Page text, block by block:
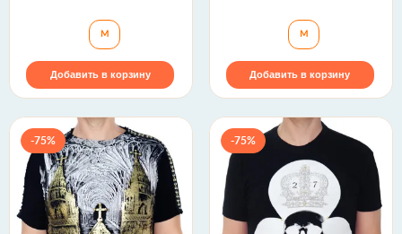
Футболка TS000035 The Saints Sinphony
M
Добавить в корзину
Футболка
M
Добавить в корзину
-75% -75%